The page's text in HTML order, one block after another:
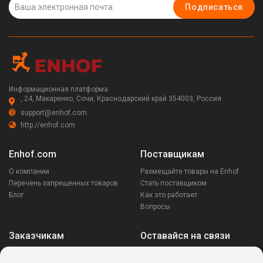
Подписаться
Информационная платформа
, 24, Макаренко, Сочи, Краснодарский край 354003, Россия
support@enhof.com
http://enhof.com
Enhof.com
О компании
Перечень запрещенных товаров
Блог
Поставщикам
Размещайте товары на Enhof
Стать поставщиком
Как это работает
Вопросы
Заказчикам Оставайся на связи